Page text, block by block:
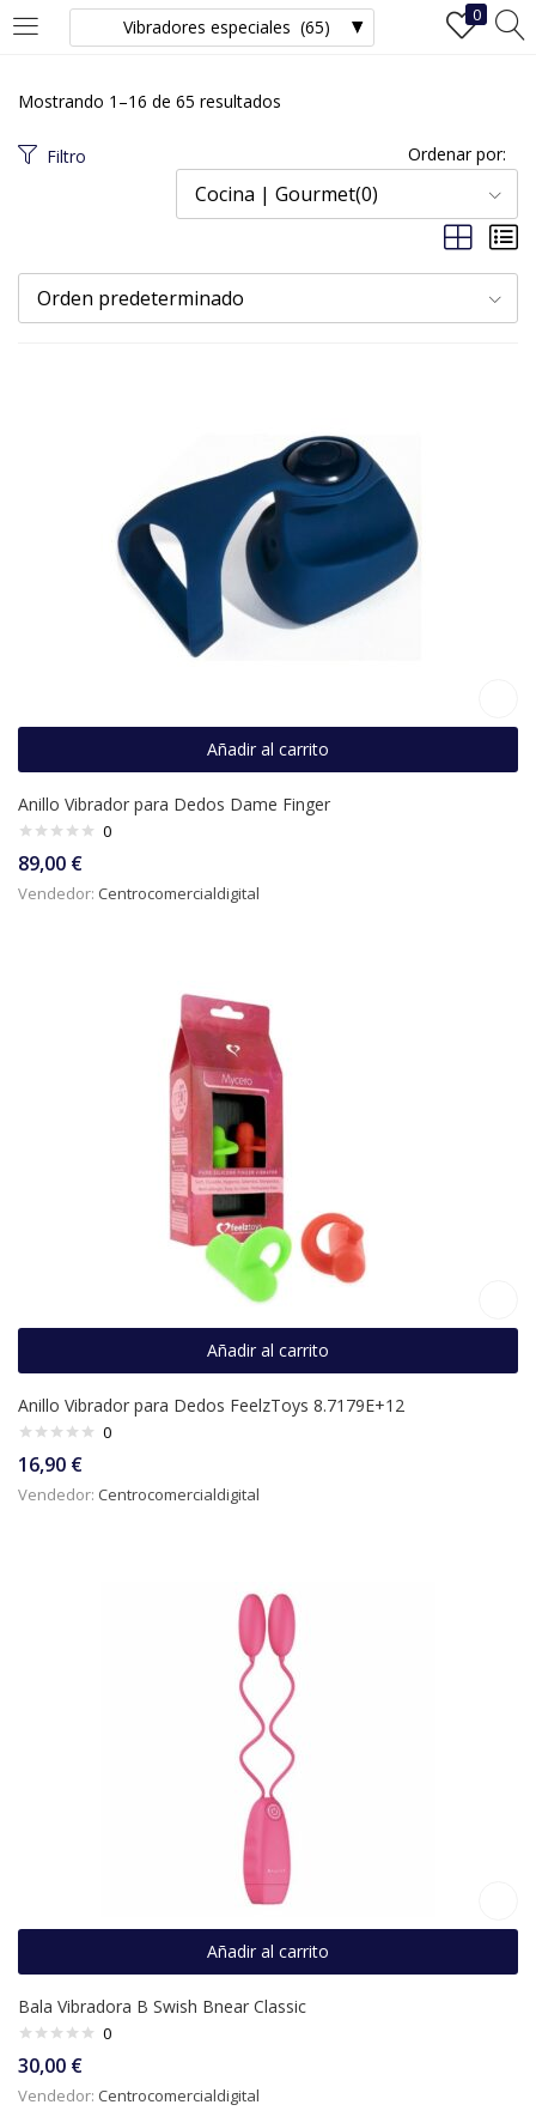
0
INICIAR SESIÓN REGISTRO
Ingrese su nombre de usuario y contraseña para iniciar sesión.
Recuérdame
Mostrando 1–16 de 65 resultados
Filtro Ordenar por:
Cocina | Gourmet(0)
Orden predeterminado
Añadir al carrito
Anillo Vibrador para Dedos Dame Finger
0
89,00 €
Vendedor: Centrocomercialdigital
Añadir al carrito
Anillo Vibrador para Dedos FeelzToys 8.7179E+12
0
16,90 €
Vendedor: Centrocomercialdigital
Añadir al carrito
Bala Vibradora B Swish Bnear Classic
0
30,00 €
Vendedor: Centrocomercialdigital